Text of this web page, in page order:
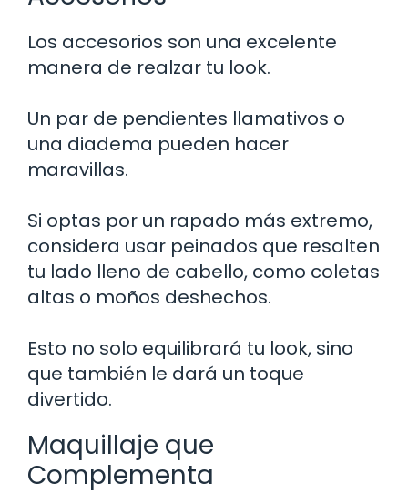
Los accesorios son una excelente
manera de realzar tu look.
Un par de pendientes llamativos o
una diadema pueden hacer
maravillas.
Si optas por un rapado más extremo,
considera usar peinados que resalten
tu lado lleno de cabello, como coletas
altas o moños deshechos.
Esto no solo equilibrará tu look, sino
que también le dará un toque
divertido.
Maquillaje que
Complementa